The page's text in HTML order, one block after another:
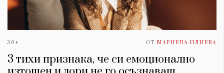
30+ ОТ МАРИЕЛА ИЛИЕВА
3 тихи признака, че си емоционално